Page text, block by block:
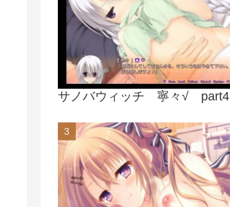
サノバウィッチ 寧々√ part4